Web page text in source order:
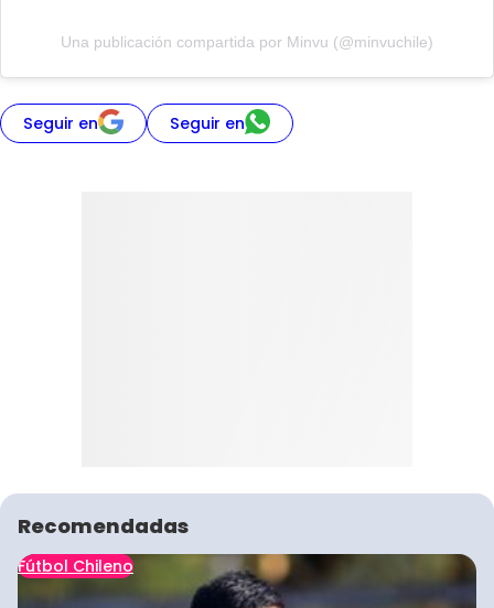
Una publicación compartida por Minvu (@minvuchile)
Seguir en Seguir en
Recomendadas
Fútbol Chileno